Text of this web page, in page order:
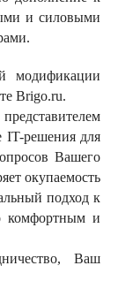
и силовыми
модификации
Brigo.ru.
IT-решения для
Вашего
окупаемость
подход к
комфортным и
Ваш